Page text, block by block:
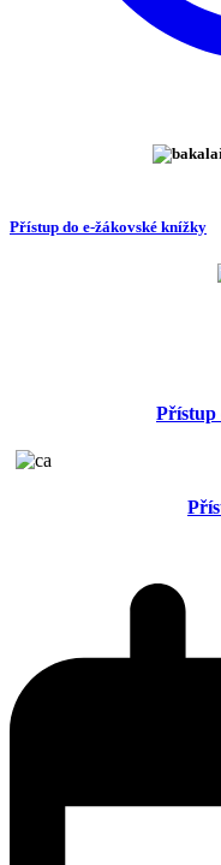
Přístup do e-žákovské knížky
Přístup